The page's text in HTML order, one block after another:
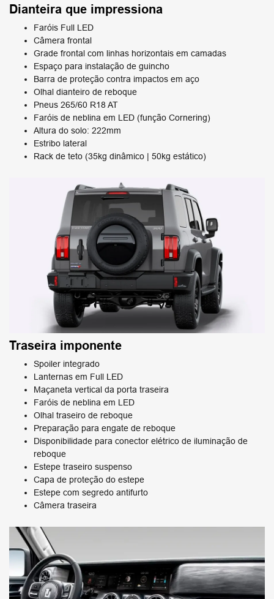
Dianteira que impressiona
Faróis Full LED
Câmera frontal
Grade frontal com linhas horizontais em camadas
Espaço para instalação de guincho
Barra de proteção contra impactos em aço
Olhal dianteiro de reboque
Pneus 265/60 R18 AT
Faróis de neblina em LED (função Cornering)
Altura do solo: 222mm
Estribo lateral
Rack de teto (35kg dinâmico | 50kg estático)
Traseira imponente
Spoiler integrado
Lanternas em Full LED
Maçaneta vertical da porta traseira
Faróis de neblina em LED
Olhal traseiro de reboque
Preparação para engate de reboque
Disponibilidade para conector elétrico de iluminação de
reboque
Estepe traseiro suspenso
Capa de proteção do estepe
Estepe com segredo antifurto
Câmera traseira